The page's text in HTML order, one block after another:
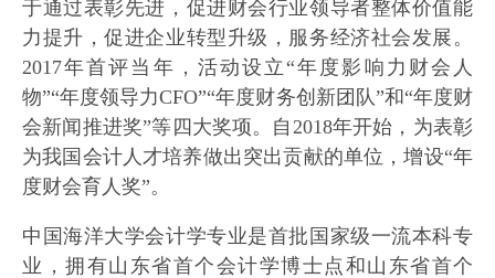
于通过表彰先进，促进财会行业领导者整体价值能
力提升，促进企业转型升级，服务经济社会发展。
2017年首评当年，活动设立“年度影响力财会人
物”“年度领导力CFO”“年度财务创新团队”和“年度财
会新闻推进奖”等四大奖项。自2018年开始，为表彰
为我国会计人才培养做出突出贡献的单位，增设“年
度财会育人奖”。
中国海洋大学会计学专业是首批国家级一流本科专
业，拥有山东省首个会计学博士点和山东省首个